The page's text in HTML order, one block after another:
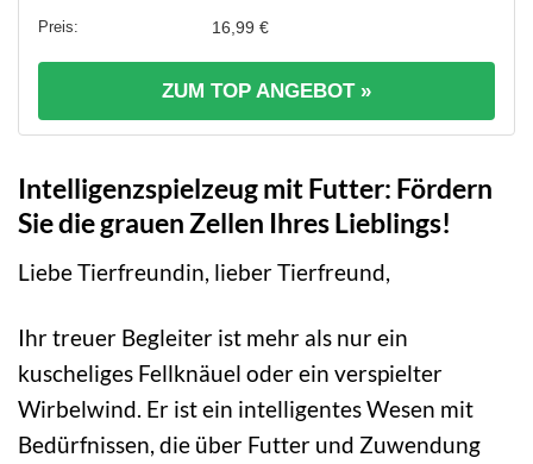
16,99 €
ZUM TOP ANGEBOT »
Intelligenzspielzeug mit Futter: Fördern
Sie die grauen Zellen Ihres Lieblings!
Liebe Tierfreundin, lieber Tierfreund,
Ihr treuer Begleiter ist mehr als nur ein
kuscheliges Fellknäuel oder ein verspielter
Wirbelwind. Er ist ein intelligentes Wesen mit
Bedürfnissen, die über Futter und Zuwendung